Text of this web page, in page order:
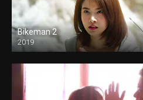
Bikeman 2
2019